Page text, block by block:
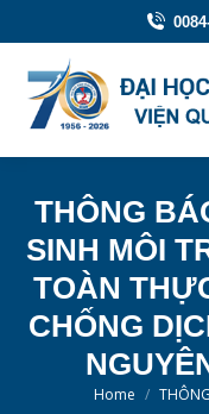
THÔNG
SINH MÔI
TOÀN
CHỐNG
You are here:
Home